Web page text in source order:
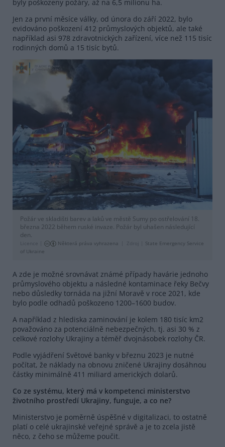
byly poškozeny požáry, až na 6,5 milionu ha.
Jen za první měsíce války, od února do září 2022, bylo
evidováno poškození 412 průmyslových objektů, ale také
například asi 978 zdravotnických zařízení, více než 115 tisíc
rodinných domů a 15 tisíc bytů.
Požár ve skladišti barev a laků ve městě Sumy po ostřelování 18.
března 2022 během ruské invaze. Požár byl uhašen následující
den.
Licence | Některá práva vyhrazena Zdroj |
State Emergency Service
of Ukraine
A zde je možné srovnávat známé případy havárie jednoho
průmyslového objektu a následné kontaminace řeky Bečvy
nebo důsledky tornáda na jižní Moravě v roce 2021, kde
bylo podle odhadů poškozeno 1200–1600 budov.
A například z hlediska zaminování je kolem 180 tisíc km2
považováno za potenciálně nebezpečných, tj. asi 30 % z
celkové rozlohy Ukrajiny a téměř dvojnásobek rozlohy ČR.
Podle vyjádření Světové banky v březnu 2023 je nutné
počítat, že náklady na obnovu zničené Ukrajiny dosáhnou
částky minimálně 411 miliard amerických dolarů.
Co ze systému, který má v kompetenci ministerstvo
životního prostředí Ukrajiny, funguje, a co ne?
Ministerstvo je poměrně úspěšné v digitalizaci, to ostatně
platí o celé ukrajinské veřejné správě a je to zcela jistě
něco, z čeho se můžeme poučit.